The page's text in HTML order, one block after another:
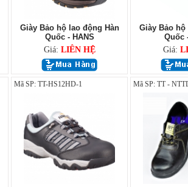
Giày Bảo hộ lao động Hàn
Quốc - HANS
Giá: LIÊN HỆ
Giày Bảo
Quốc
Giá:
Mã SP: TT-HS12HD-1 Mã SP: TT -